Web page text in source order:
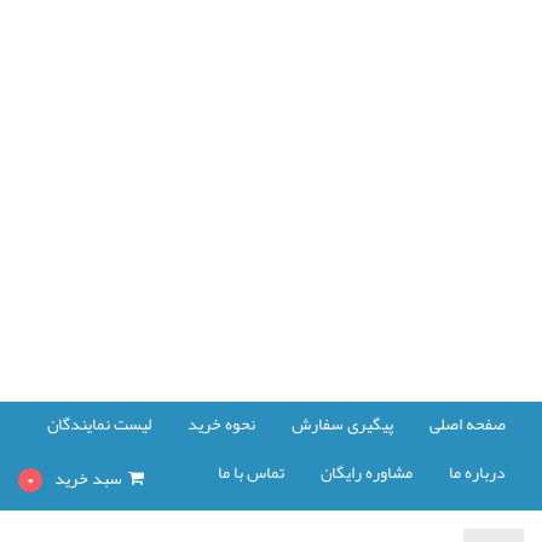
صفحه اصلی پیگیری سفارش نحوه خرید لیست نمایندگان
درباره ما مشاوره رایگان تماس با ما سبد خرید 0